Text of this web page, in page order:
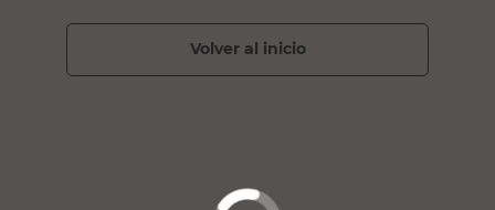
volver al inicio